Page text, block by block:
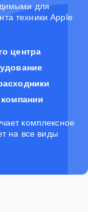
для
техники Apple
центра
комплексное
на все виды